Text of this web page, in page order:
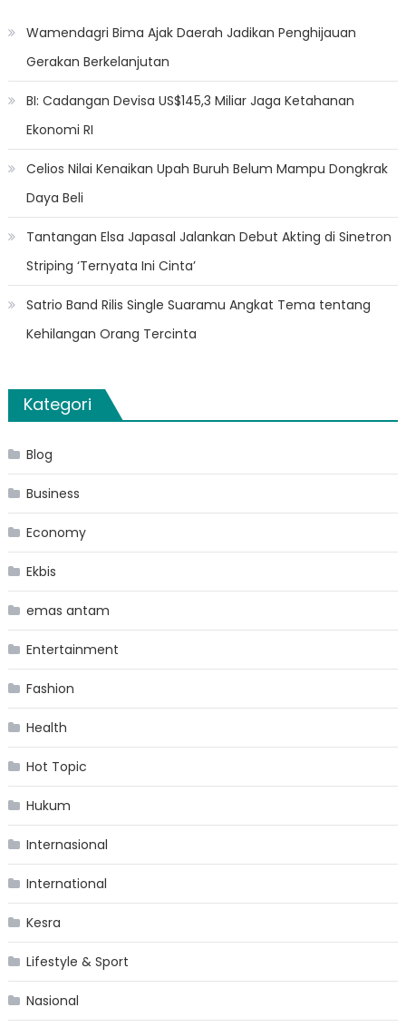
Wamendagri Bima Ajak Daerah Jadikan Penghijauan
Gerakan Berkelanjutan
BI: Cadangan Devisa US$145,3 Miliar Jaga Ketahanan
Ekonomi RI
Celios Nilai Kenaikan Upah Buruh Belum Mampu Dongkrak
Daya Beli
Tantangan Elsa Japasal Jalankan Debut Akting di Sinetron
Striping ‘Ternyata Ini Cinta’
Satrio Band Rilis Single Suaramu Angkat Tema tentang
Kehilangan Orang Tercinta
Kategori
Blog
Business
Economy
Ekbis
emas antam
Entertainment
Fashion
Health
Hot Topic
Hukum
Internasional
International
Kesra
Lifestyle & Sport
Nasional